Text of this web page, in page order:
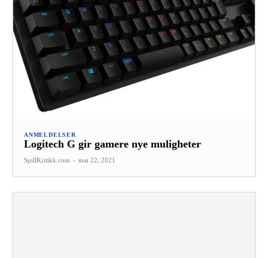
ANMELDELSER
Logitech G gir gamere nye muligheter
SpillKritikk.com - mai 22, 2021